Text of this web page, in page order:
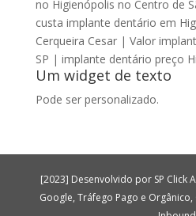
no Higienópolis no Centro de
custa implante dentário em
Cerqueira Cesar | Valor
SP | implante dentário preço
Um widget de texto
Pode ser personalizado.
[2023] Desenvolvido por SP Click
Google, Tráfego Pago e